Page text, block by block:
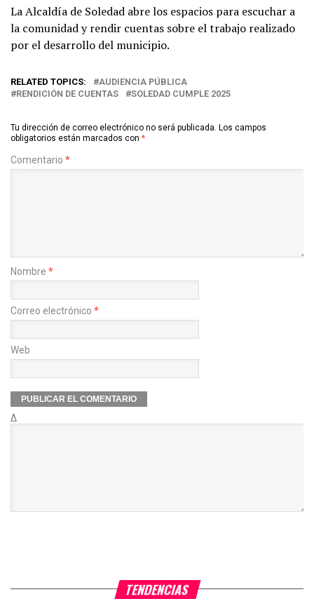
La Alcaldía de Soledad abre los espacios para escuchar a
la comunidad y rendir cuentas sobre el trabajo realizado
por el desarrollo del municipio.
RELATED TOPICS:
AUDIENCIA PÚBLICA
RENDICIÓN DE CUENTAS
SOLEDAD CUMPLE 2025
Tu dirección de correo electrónico no será publicada. Los campos
obligatorios están marcados con *
Comentario *
Nombre *
Correo electrónico *
Web
Δ
TENDENCIAS